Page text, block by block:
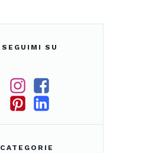
SEGUIMI SU
CATEGORIE